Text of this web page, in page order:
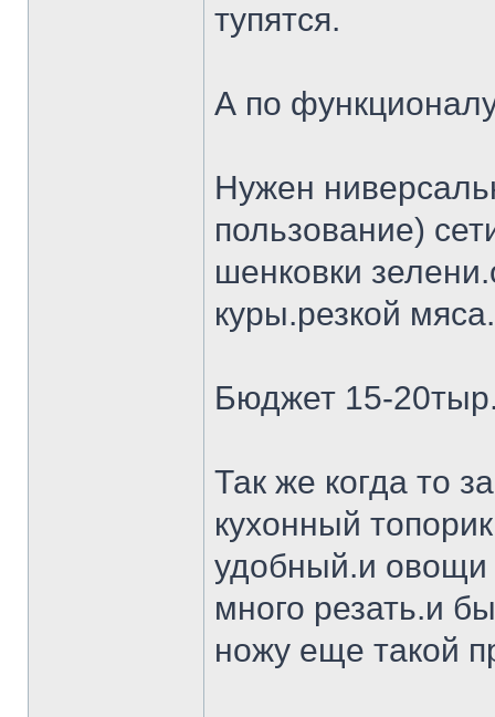
тупятся.
А по
Нужен
пользование)
шенковки
куры.резкой
Бюджет 15-
Так же когда то
кухонный
удобный.и овощи
много резать.и
ножу еще такой